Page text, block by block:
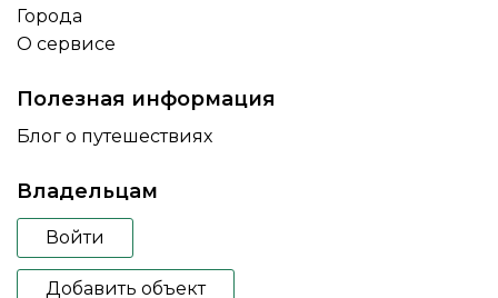
Города
О сервисе
Полезная информация
Блог о путешествиях
Владельцам
Войти
Добавить объект